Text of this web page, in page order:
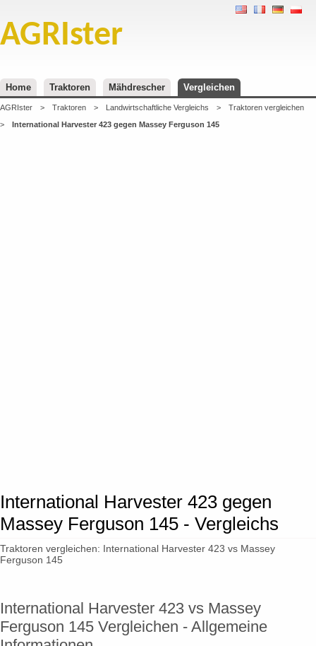
AGRIster
Home Traktoren Mähdrescher Vergleichen
AGRIster > Traktoren > Landwirtschaftliche Vergleichs >
Traktoren vergleichen
>
International Harvester 423 gegen Massey Ferguson 145
International Harvester 423 gegen
Massey Ferguson 145 - Vergleichs
Traktoren vergleichen: International Harvester 423 vs Massey
Ferguson 145
International Harvester 423 vs Massey
Ferguson 145 Vergleichen - Allgemeine